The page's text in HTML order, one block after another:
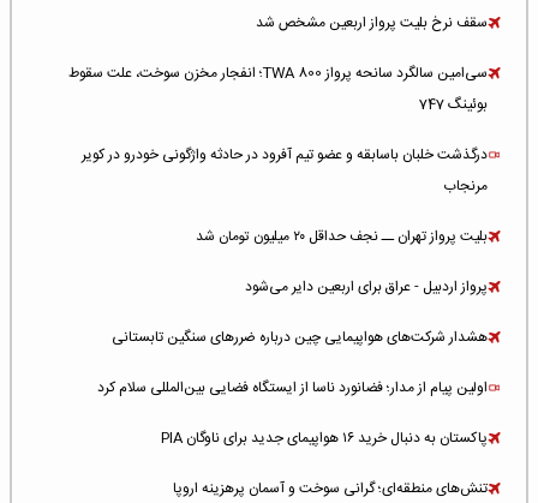
سقف نرخ بلیت پرواز اربعین مشخص شد
سی‌امین سالگرد سانحه پرواز TWA 800؛ انفجار مخزن سوخت، علت سقوط
بوئینگ 747
درگذشت خلبان باسابقه و عضو تیم آفرود در حادثه واژگونی خودرو در کویر
مرنجاب
بلیت پرواز تهران ــ نجف حداقل ۲۰ میلیون تومان شد
پرواز اردبیل - عراق برای اربعین دایر می‌شود
هشدار شرکت‌های هواپیمایی چین درباره ضررهای سنگین تابستانی
اولین پیام از مدار؛ فضانورد ناسا از ایستگاه فضایی بین‌المللی سلام کرد
پاکستان به دنبال خرید ۱۶ هواپیمای جدید برای ناوگان PIA
تنش‌های منطقه‌ای؛ گرانی سوخت و آسمان پرهزینه اروپا